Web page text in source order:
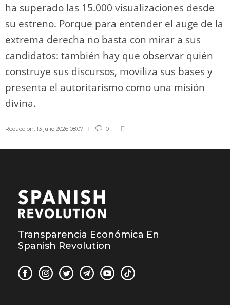
ha superado las 15.000 visualizaciones desde
su estreno. Porque para entender el auge de la
extrema derecha no basta con mirar a sus
candidatos: también hay que observar quién
construye sus discursos, moviliza sus bases y
presenta el autoritarismo como una misión
divina.
Redaccion 13 julio 2026 08:07 0
Transparencia Económica En
Spanish Revolution